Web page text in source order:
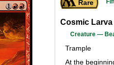
Rare
Cosmic Larva
Creature —
Trample
At the